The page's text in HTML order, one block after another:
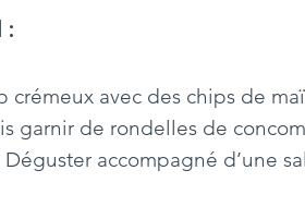
:
crémeux avec des chips de
garnir de rondelles de
accompagné d’une